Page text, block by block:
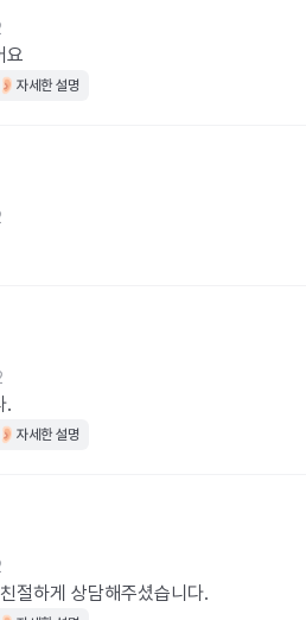
요
자세한 설명
.
자세한 설명
절하게 상담해주셨습니다.